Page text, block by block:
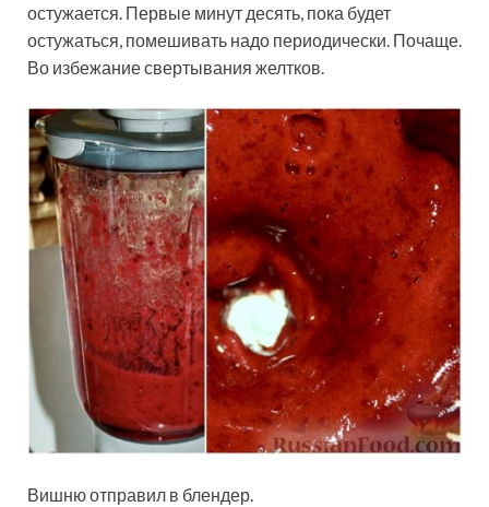
остужается. Первые минут десять, пока будет
остужаться, помешивать надо периодически. Почаще.
Во избежание свертывания желтков.
Вишню отправил в блендер.